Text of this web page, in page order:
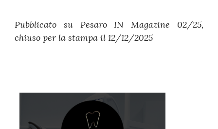
Pubblicato su Pesaro IN Magazine 02/25,
chiuso per la stampa il 12/12/2025